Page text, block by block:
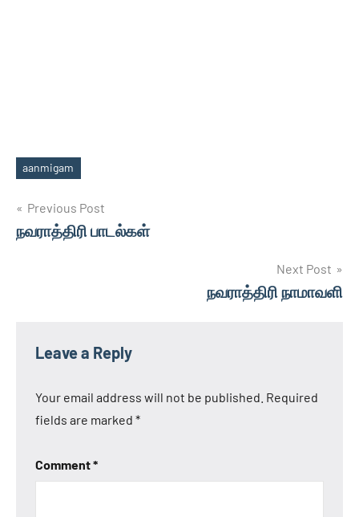
Tags
aanmigam
Post
navigation
Previous Post
நவராத்திரி பாடல்கள்
Next Post
நவராத்திரி நாமாவளி
Leave a Reply
Your email address will not be published. Required
fields are marked *
Comment*